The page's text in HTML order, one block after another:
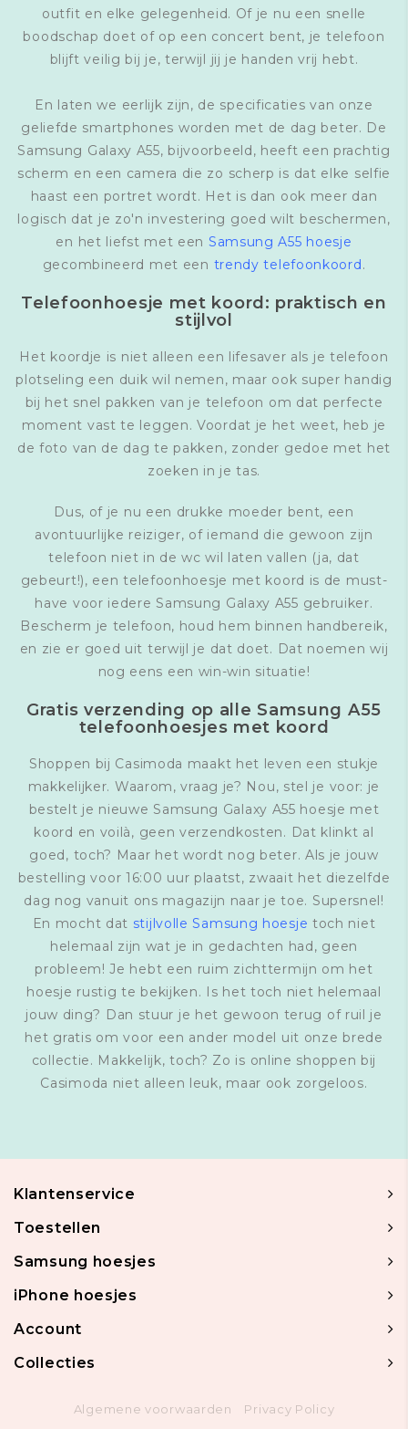
outfit en elke gelegenheid. Of je nu een snelle
boodschap doet of op een concert bent, je telefoon
blijft veilig bij je, terwijl jij je handen vrij hebt.
En laten we eerlijk zijn, de specificaties van onze
geliefde smartphones worden met de dag beter. De
Samsung Galaxy A55, bijvoorbeeld, heeft een prachtig
scherm en een camera die zo scherp is dat elke selfie
haast een portret wordt. Het is dan ook meer dan
logisch dat je zo'n investering goed wilt beschermen,
en het liefst met een Samsung A55 hoesje
gecombineerd met een trendy telefoonkoord.
Telefoonhoesje met koord: praktisch en
stijlvol
Het koordje is niet alleen een lifesaver als je telefoon
plotseling een duik wil nemen, maar ook super handig
bij het snel pakken van je telefoon om dat perfecte
moment vast te leggen. Voordat je het weet, heb je
de foto van de dag te pakken, zonder gedoe met het
zoeken in je tas.
Dus, of je nu een drukke moeder bent, een
avontuurlijke reiziger, of iemand die gewoon zijn
telefoon niet in de wc wil laten vallen (ja, dat
gebeurt!), een telefoonhoesje met koord is de must-
have voor iedere Samsung Galaxy A55 gebruiker.
Bescherm je telefoon, houd hem binnen handbereik,
en zie er goed uit terwijl je dat doet. Dat noemen wij
nog eens een win-win situatie!
Gratis verzending op alle Samsung A55
telefoonhoesjes met koord
Shoppen bij Casimoda maakt het leven een stukje
makkelijker. Waarom, vraag je? Nou, stel je voor: je
bestelt je nieuwe Samsung Galaxy A55 hoesje met
koord en voilà, geen verzendkosten. Dat klinkt al
goed, toch? Maar het wordt nog beter. Als je jouw
bestelling voor 16:00 uur plaatst, zwaait het diezelfde
dag nog vanuit ons magazijn naar je toe. Supersnel!
En mocht dat stijlvolle Samsung hoesje toch niet
helemaal zijn wat je in gedachten had, geen
probleem! Je hebt een ruim zichttermijn om het
hoesje rustig te bekijken. Is het toch niet helemaal
jouw ding? Dan stuur je het gewoon terug of ruil je
het gratis om voor een ander model uit onze brede
collectie. Makkelijk, toch? Zo is online shoppen bij
Casimoda niet alleen leuk, maar ook zorgeloos.
Klantenservice
Toestellen
Samsung hoesjes
iPhone hoesjes
Account
Collecties
Algemene voorwaarden Privacy Policy